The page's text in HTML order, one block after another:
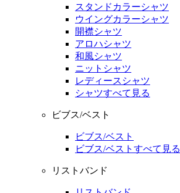
スタンドカラーシャツ
ウイングカラーシャツ
開襟シャツ
アロハシャツ
和風シャツ
ニットシャツ
レディースシャツ
シャツすべて見る
ビブス/ベスト
ビブス/ベスト
ビブス/ベストすべて見る
リストバンド